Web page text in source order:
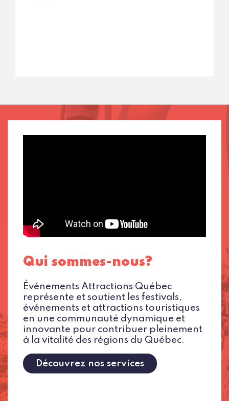
Qui sommes-nous?
Événements Attractions Québec
représente et soutient les festivals,
événements et attractions touristiques
en une communauté dynamique et
innovante pour contribuer pleinement
à la vitalité des régions du Québec.
Découvrez nos services